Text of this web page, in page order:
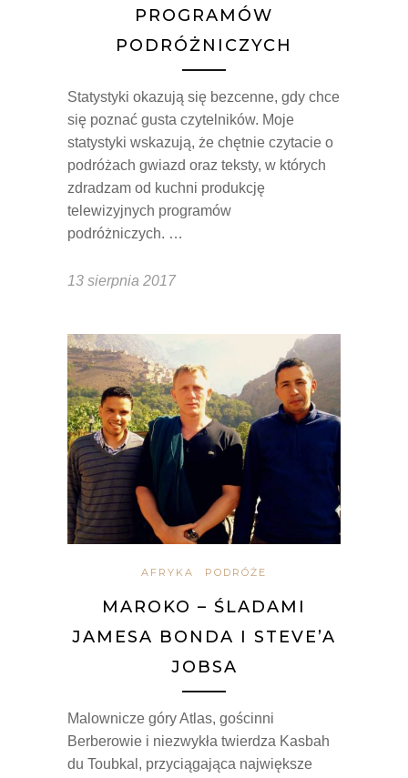
PROGRAMÓW
PODRÓŻNICZYCH
Statystyki okazują się bezcenne, gdy chce
się poznać gusta czytelników. Moje
statystyki wskazują, że chętnie czytacie o
podróżach gwiazd oraz teksty, w których
zdradzam od kuchni produkcję
telewizyjnych programów
podróżniczych. …
13 sierpnia 2017
AFRYKA PODRÓŻE
MAROKO – ŚLADAMI
JAMESA BONDA I STEVE’A
JOBSA
Malownicze góry Atlas, gościnni
Berberowie i niezwykła twierdza Kasbah
du Toubkal, przyciągająca największe